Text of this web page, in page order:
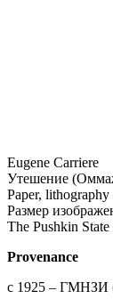
Eugene Carriere
Утешение
Paper, lithography
Размер
The Pushkin
Provenance
с 1925 – ГМНЗИ